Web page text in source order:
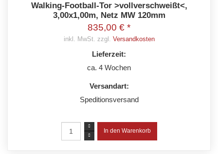
Walking-Football-Tor >vollverschweißt<,
3,00x1,00m, Netz MW 120mm
835,00 € *
inkl. MwSt. zzgl. Versandkosten
Lieferzeit:
ca. 4 Wochen
Versandart:
Speditionsversand